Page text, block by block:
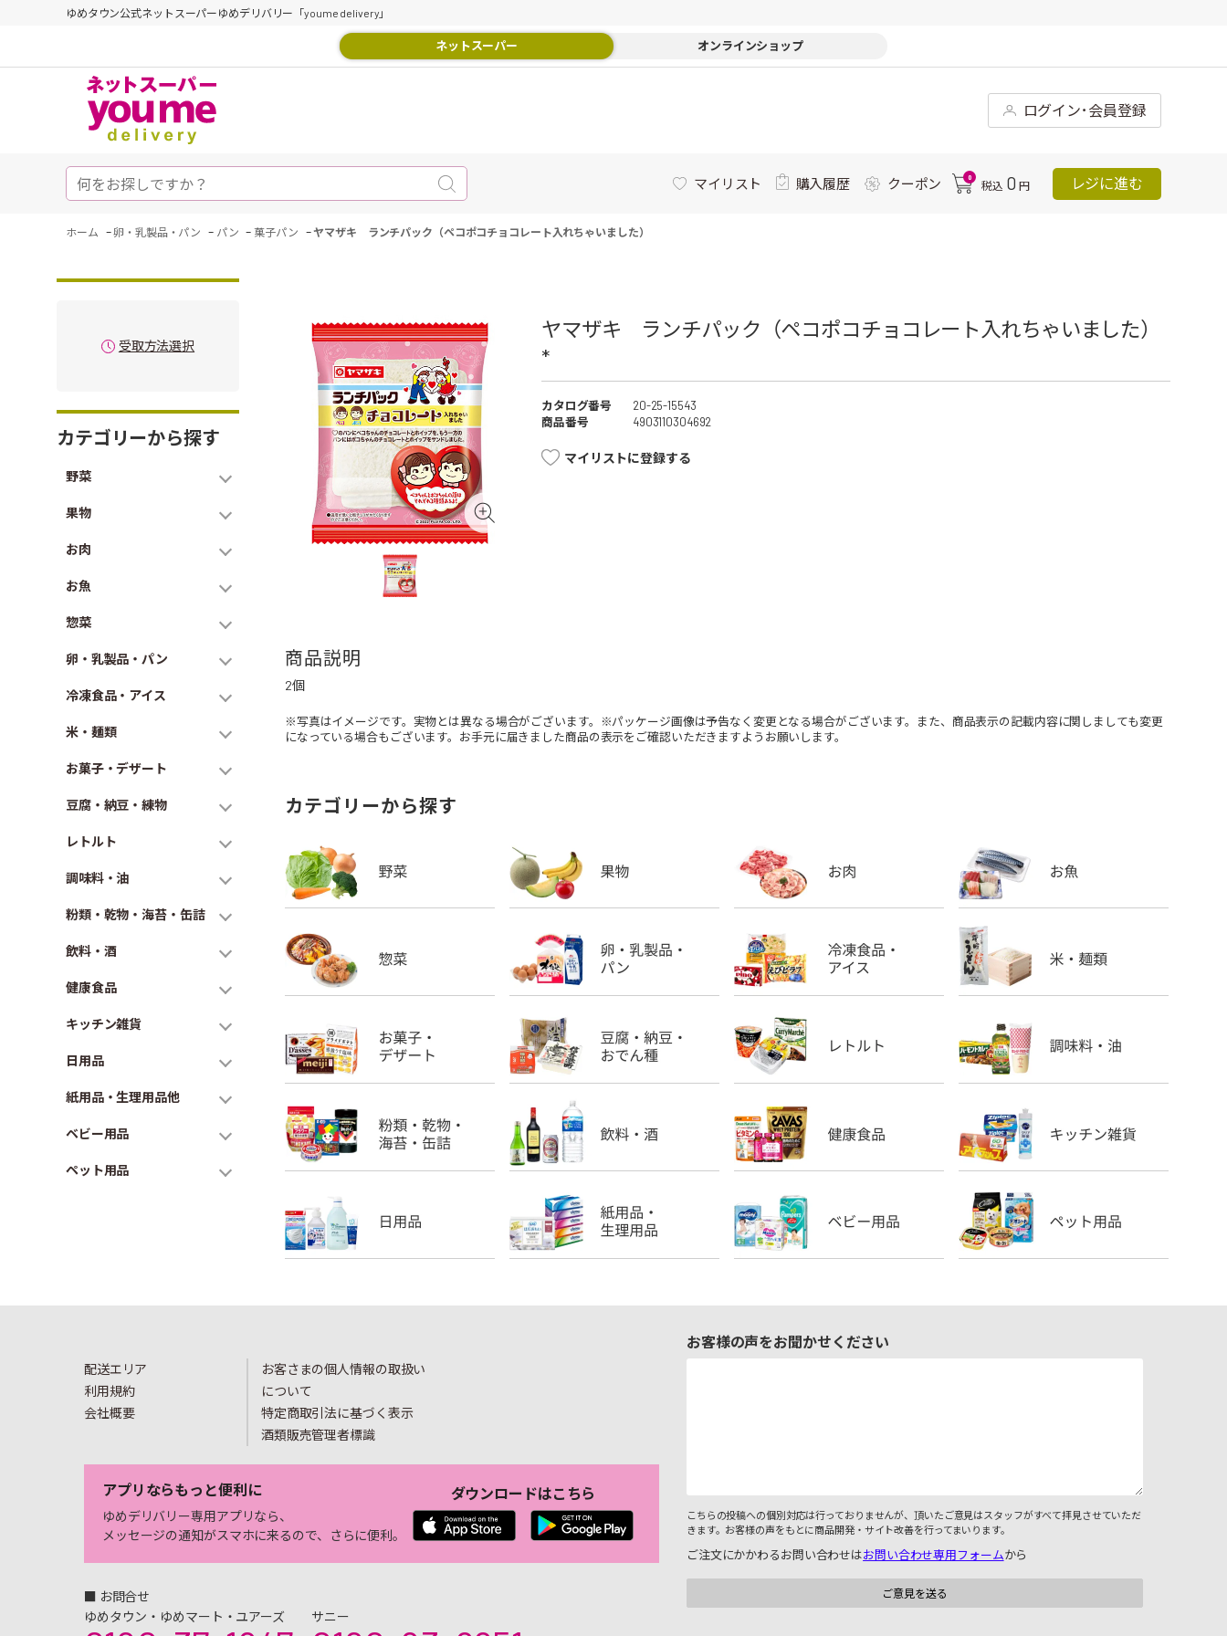
ゆめタウン公式ネットスーパーゆめデリバリー「youme delivery」
ネットスーパー オンラインショップ
ログイン･会員登録
マイリスト 購入履歴 クーポン 0
税込 0 円 レジに進む
ホーム -卵・乳製品・パン - パン -菓子パン -ヤマザキ ランチパック（ペコポコチョコレート入れちゃいました）
受取方法選択
カテゴリーから探す
野菜
果物
お肉
お魚
惣菜
卵・乳製品・パン
冷凍食品・アイス
米・麺類
お菓子・デザート
豆腐・納豆・練物
レトルト
調味料・油
粉類・乾物・海苔・缶詰
飲料・酒
健康食品
キッチン雑貨
日用品
紙用品・生理用品他
ベビー用品
ペット用品
ヤマザキ ランチパック（ペコポコチョコレート入れちゃいました）
*
カタログ番号
20-25-15543
商品番号
4903110304692
マイリストに登録する
商品説明
2個
※写真はイメージです。実物とは異なる場合がございます。※パッケージ画像は予告なく変更となる場合がございます。また、商品表示の記載内容に関しましても変更
になっている場合もございます。お手元に届きました商品の表示をご確認いただきますようお願いします。
カテゴリーから探す
配送エリア
利用規約
会社概要
お客さまの個人情報の取扱い
について
特定商取引法に基づく表示
酒類販売管理者標識
アプリならもっと便利に
ゆめデリバリー専用アプリなら、
メッセージの通知がスマホに来るので、さらに便利。
ダウンロードはこちら
■ お問合せ
ゆめタウン・ゆめマート・ユアーズ
サニー
お客様の声をお聞かせください
こちらの投稿への個別対応は行っておりませんが、頂いたご意見はスタッフがすべて拝見させていただ
きます。お客様の声をもとに商品開発・サイト改善を行ってまいります。
ご注文にかかわるお問い合わせはお問い合わせ専用フォームから